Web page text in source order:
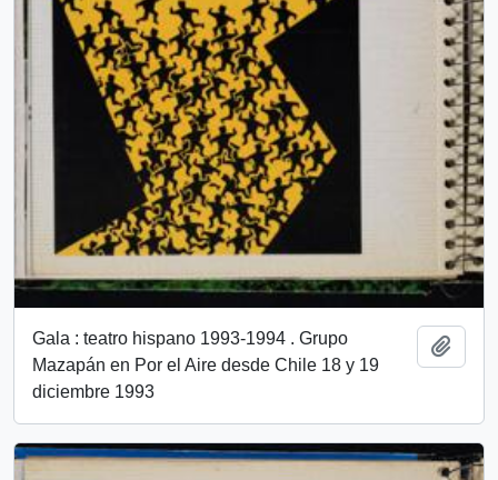
Gala : teatro hispano 1993-1994 . Grupo
Mazapán en Por el Aire desde Chile 18 y 19
diciembre 1993